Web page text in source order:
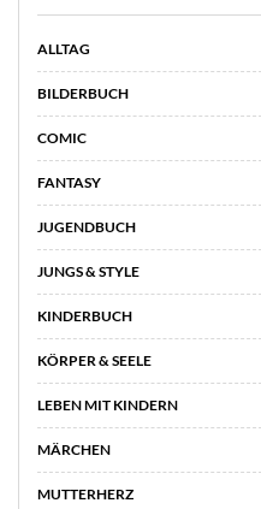
ALLTAG
BILDERBUCH
COMIC
FANTASY
JUGENDBUCH
JUNGS & STYLE
KINDERBUCH
KÖRPER & SEELE
LEBEN MIT KINDERN
MÄRCHEN
MUTTERHERZ